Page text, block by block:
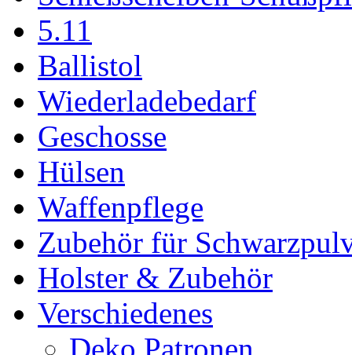
5.11
Ballistol
Wiederladebedarf
Geschosse
Hülsen
Waffenpflege
Zubehör für
Holster & Zubehör
Verschiedenes
Deko Patronen